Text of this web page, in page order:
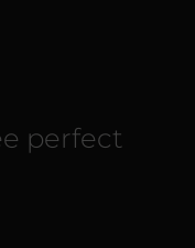
perfect